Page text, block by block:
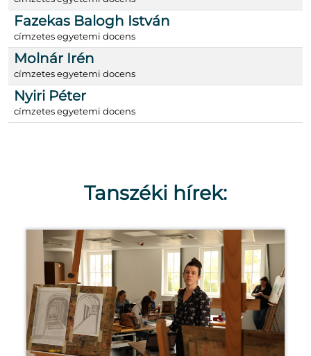
Fazekas Balogh István
címzetes egyetemi docens
Molnár Irén
címzetes egyetemi docens
Nyiri Péter
címzetes egyetemi docens
Tanszéki hírek: